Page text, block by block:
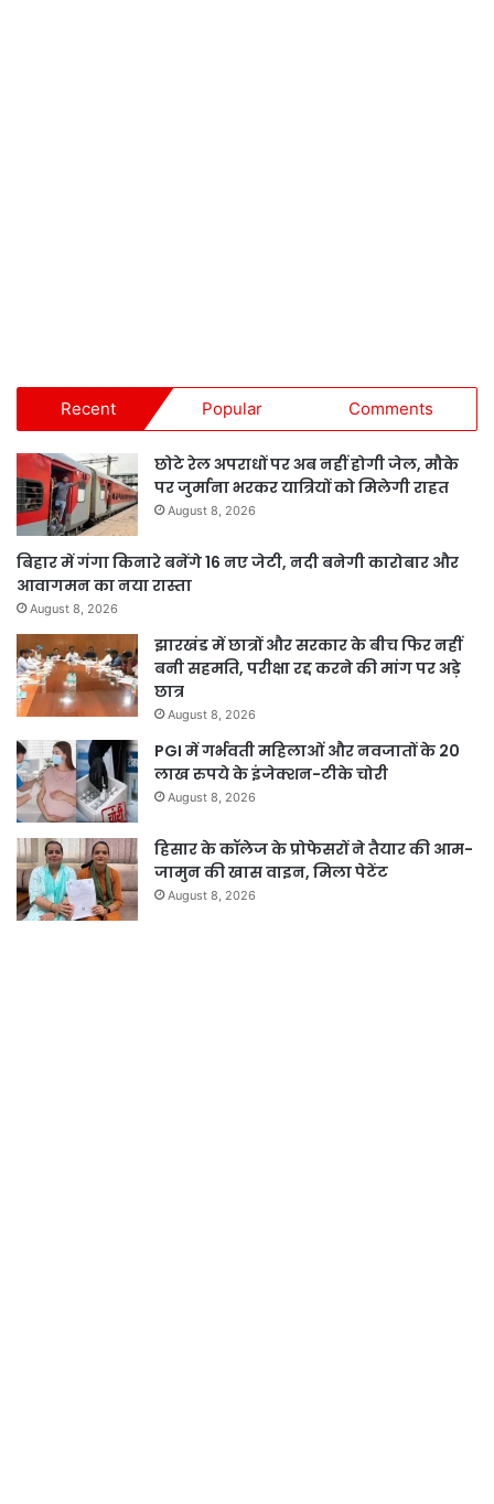
Recent Popular Comments
छोटे रेल अपराधों पर अब नहीं होगी जेल, मौके
पर जुर्माना भरकर यात्रियों को मिलेगी राहत
August 8, 2026
बिहार में गंगा किनारे बनेंगे 16 नए जेटी, नदी बनेगी कारोबार और
आवागमन का नया रास्ता
August 8, 2026
झारखंड में छात्रों और सरकार के बीच फिर नहीं
बनी सहमति, परीक्षा रद्द करने की मांग पर अड़े
छात्र
August 8, 2026
PGI में गर्भवती महिलाओं और नवजातों के 20
लाख रुपये के इंजेक्शन-टीके चोरी
August 8, 2026
हिसार के कॉलेज के प्रोफेसरों ने तैयार की आम-
जामुन की खास वाइन, मिला पेटेंट
August 8, 2026